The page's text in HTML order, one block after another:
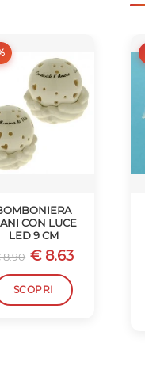
CON LUCE
LED 9 CM
8.90 € 8.63
SCOPRI